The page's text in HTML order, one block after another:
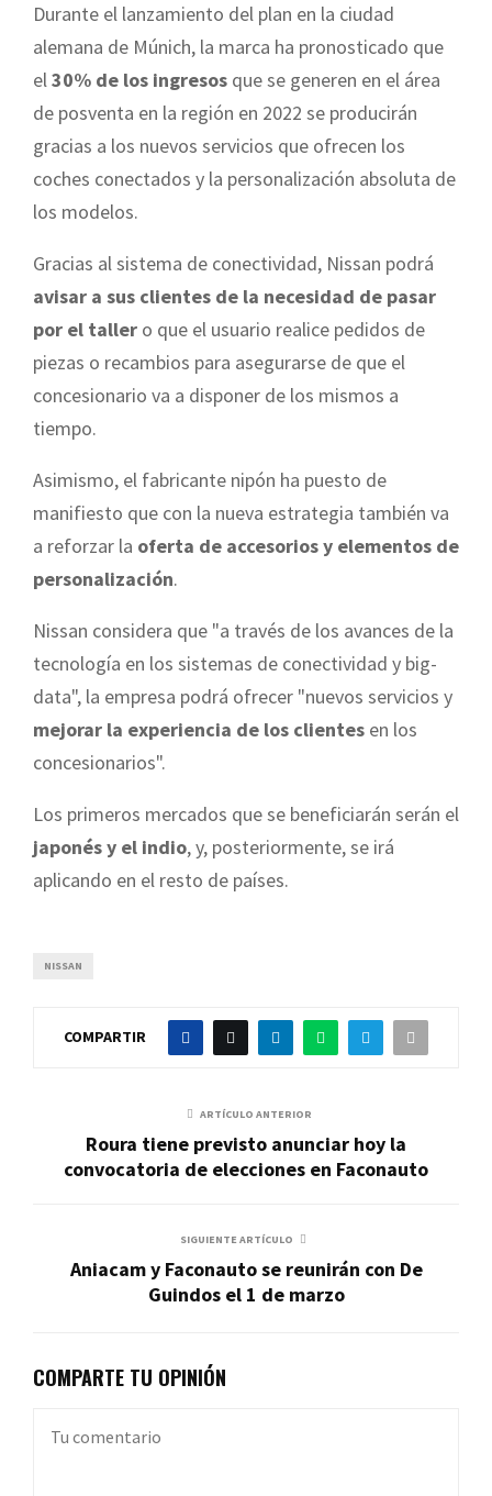
Durante el lanzamiento del plan en la ciudad
alemana de Múnich, la marca ha pronosticado que
el30% de los ingresos que se generen en el área
de posventa en la región en 2022 se producirán
gracias a los nuevos servicios que ofrecen los
coches conectados y la personalización absoluta de
los modelos.
Gracias al sistema de conectividad, Nissan podrá
avisar a sus clientes de la necesidad de pasar
por el taller o que el usuario realice pedidos de
piezas o recambios para asegurarse de que el
concesionario va a disponer de los mismos a
tiempo.
Asimismo, el fabricante nipón ha puesto de
manifiesto que con la nueva estrategia también va
a reforzar la oferta de accesorios y elementos de
personalización.
Nissan considera que "a través de los avances de la
tecnología en los sistemas de conectividad y big-
data", la empresa podrá ofrecer "nuevos servicios y
mejorar la experiencia de los clientes en los
concesionarios".
Los primeros mercados que se beneficiarán serán el
japonés y el indio, y, posteriormente, se irá
aplicando en el resto de países.
NISSAN
COMPARTIR
ARTÍCULO ANTERIOR
Roura tiene previsto anunciar hoy la
convocatoria de elecciones en Faconauto
SIGUIENTE ARTÍCULO
Aniacam y Faconauto se reunirán con De
Guindos el 1 de marzo
COMPARTE TU OPINIÓN